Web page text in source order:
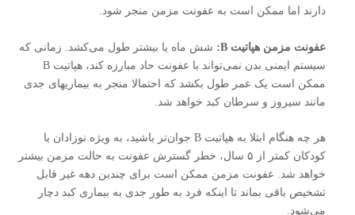
دارند اما ممکن است به عفونت مزمن منجر شود.
عفونت مزمن هپاتیت B:
شش ماه یا بیشتر طول می‌کشد. زمانی که
سیستم ایمنی بدن نمی‌تواند با عفونت حاد مبارزه کند، هپاتیت B
ممکن است یک عمر طول بکشد که احتمالا منجر به بیماریهای جدی
مانند سیروز و سرطان کبد خواهد شد.
هر چه هنگام ابتلا به هپاتیت B جوان‌تر باشید، به ویژه نوزادان یا
کودکان کمتر از ۵ سال، خطر گسترش عفونت به حالت مزمن بیشتر
خواهد شد. عفونت مزمن ممکن است برای چندین دهه غیر قابل
تشخیص باقی بماند تا اینکه فرد به طور جدی به بیماری کبد دچار
می‌شود.